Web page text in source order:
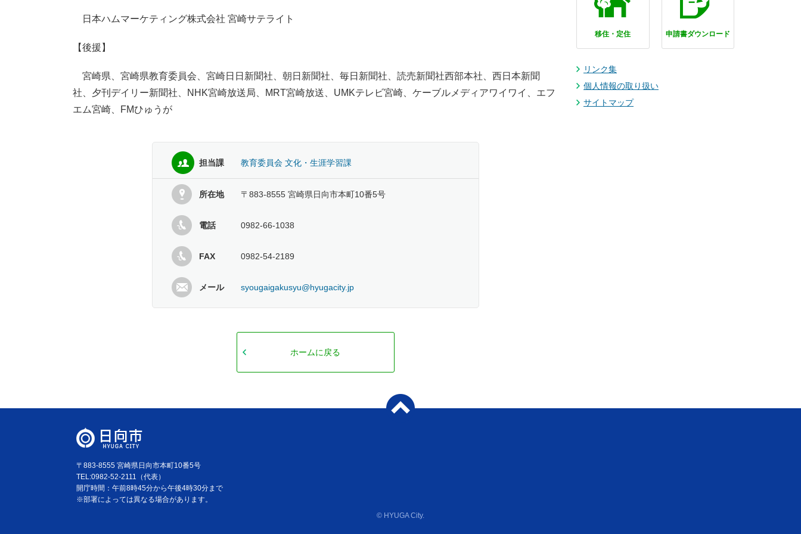
日本ハムマーケティング株式会社 宮崎サテライト
【後援】
宮崎県、宮崎県教育委員会、宮崎日日新聞社、朝日新聞社、毎日新聞社、読売新聞社西部本社、西日本新聞
社、夕刊デイリー新聞社、NHK宮崎放送局、MRT宮崎放送、UMKテレビ宮崎、ケーブルメディアワイワイ、エフ
エム宮崎、FMひゅうが
担当課 教育委員会 文化・生涯学習課
所在地 〒883-8555 宮崎県日向市本町10番5号
電話 0982-66-1038
FAX 0982-54-2189
メール syougaigakusyu@hyugacity.jp
ホームに戻る
移住・定住 申請書ダウンロード
リンク集
個人情報の取り扱い
サイトマップ
〒883-8555 宮崎県日向市本町10番5号
TEL:0982-52-2111（代表）
開庁時間：午前8時45分から午後4時30分まで
※部署によっては異なる場合があります。
© HYUGA City.